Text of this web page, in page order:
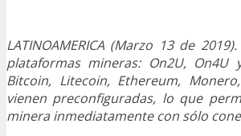
LATINOAMERICA (Marzo 13 de
plataformas mineras: On2U,
Bitcoin, Litecoin, Ethereum,
vienen preconfiguradas, lo que
minera inmediatamente con sólo